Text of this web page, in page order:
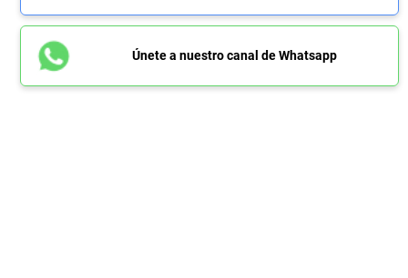
Únete a nuestro canal de Whatsapp